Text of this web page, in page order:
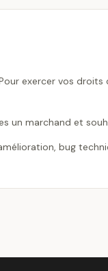
exercer vos droits
un marchand et
bug